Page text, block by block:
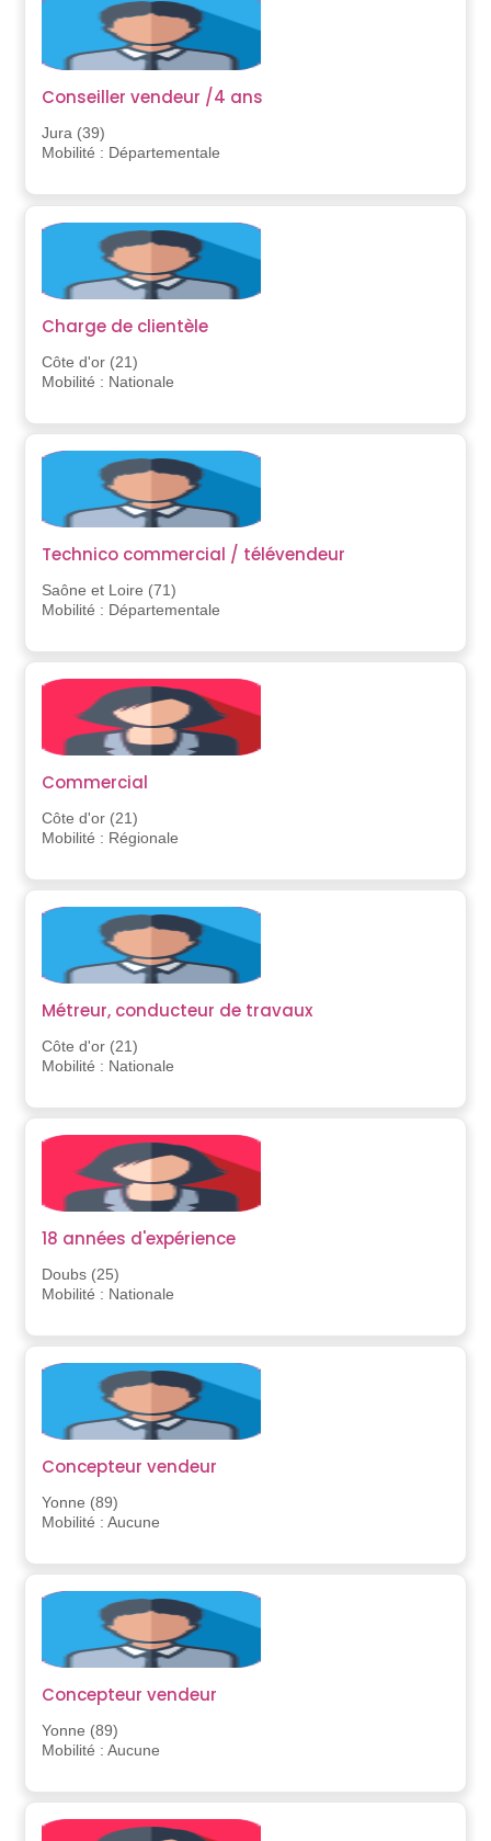
Conseiller vendeur /4 ans
Jura (39)
Mobilité : Départementale
Charge de clientèle
Côte d'or (21)
Mobilité : Nationale
Technico commercial / télévendeur
Saône et Loire (71)
Mobilité : Départementale
Commercial
Côte d'or (21)
Mobilité : Régionale
Métreur, conducteur de travaux
Côte d'or (21)
Mobilité : Nationale
18 années d'expérience
Doubs (25)
Mobilité : Nationale
Concepteur vendeur
Yonne (89)
Mobilité : Aucune
Concepteur vendeur
Yonne (89)
Mobilité : Aucune